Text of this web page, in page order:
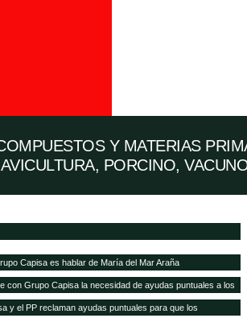
Y MATERIAS
PORCINO,
Capisa es hablar de María del Mar Araña
con Grupo Capisa la necesidad de ayudas puntuales a los
y el PP reclaman ayudas puntuales para que los